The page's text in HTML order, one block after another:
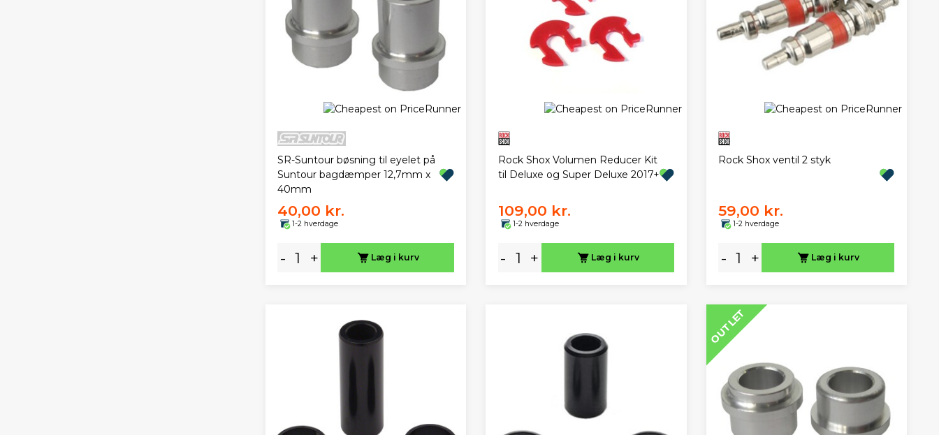
SR-Suntour bøsning til eyelet på
Suntour bagdæmper 12,7mm x
40mm
40,00 kr.
1-2 hverdage
- + Læg i kurv
Rock Shox Volumen Reducer Kit
til Deluxe og Super Deluxe 2017+
109,00 kr.
1-2 hverdage
- + Læg i kurv
Rock Shox ventil 2 styk
59,00 kr.
1-2 hverdage
- + Læg i kurv
OUTLET